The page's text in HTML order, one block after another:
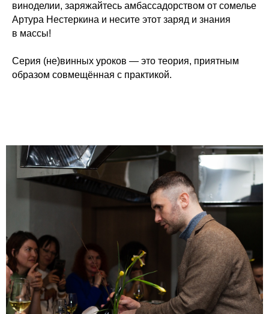
виноделии, заряжайтесь амбассадорством от сомелье
Артура Нестеркина и несите этот заряд и знания
в массы!
Серия (не)винных уроков — это теория, приятным
образом совмещённая с практикой.